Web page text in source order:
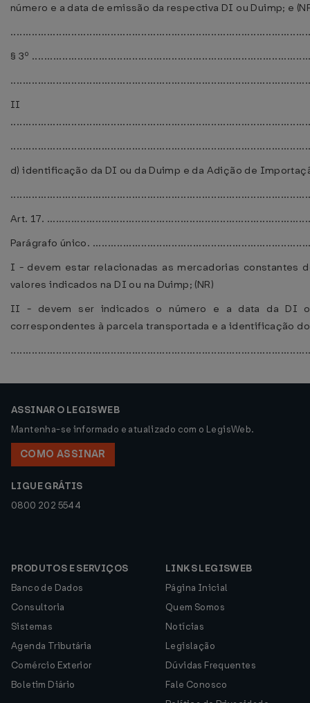
número e a data de emissão da respectiva DI ou Duimp; e
§ 3º
II
d) identificação da DI ou da Duimp e da Adição de
Art. 17.
Parágrafo único.
I - devem estar relacionadas as mercadorias constantes
valores indicados na DI ou na Duimp; (NR)
II - devem ser indicados o número e a data da DI
correspondentes à parcela transportada e a identificação
ASSINAR O LEGISWEB
Mantenha-se informado e atualizado com o LegisWeb.
COMO ASSINAR
LIGUE GRÁTIS
0800 202 5544
PRODUTOS E SERVIÇOS
Banco de Dados
Consultoria
Sistemas
Agenda Tributária
Comércio Exterior
Boletim Diário
LINKS LEGISWEB
Página Inicial
Quem Somos
Notícias
Legislação
Dúvidas Frequentes
Fale Conosco